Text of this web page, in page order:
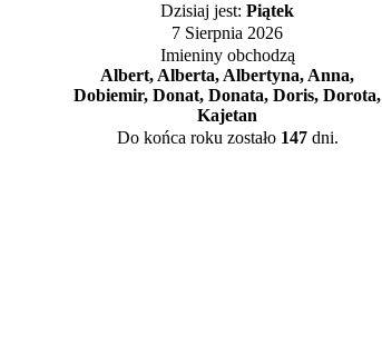
Dzisiaj jest: Piątek
7 Sierpnia 2026
Imieniny obchodzą
Albert, Alberta, Albertyna, Anna,
Dobiemir, Donat, Donata, Doris, Dorota,
Kajetan
Do końca roku zostało 147dni.